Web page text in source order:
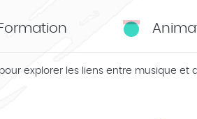
Formation
explorer les liens entre musique et